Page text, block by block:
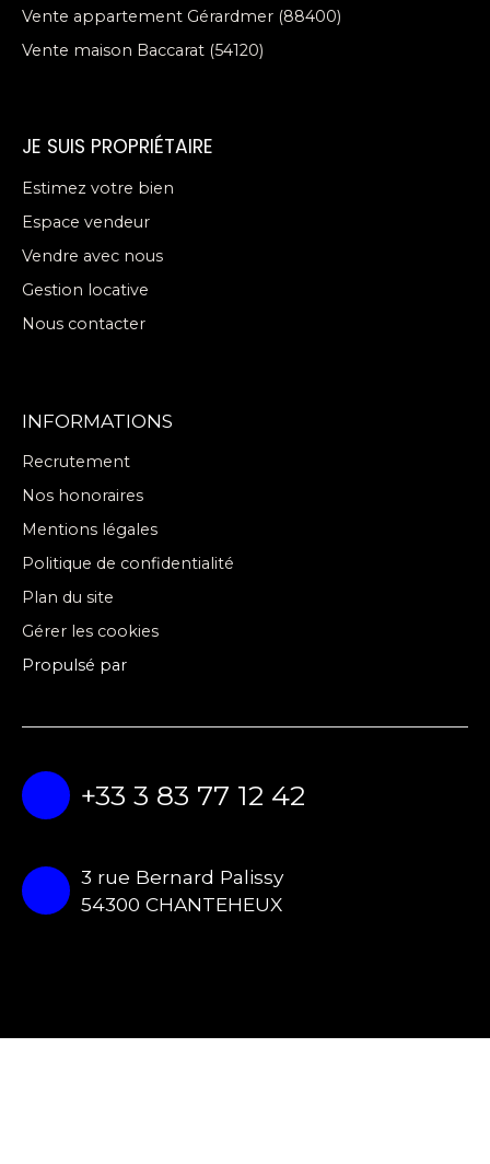
Vente appartement Gérardmer (88400)
Vente maison Baccarat (54120)
JE SUIS PROPRIÉTAIRE
Estimez votre bien
Espace vendeur
Vendre avec nous
Gestion locative
Nous contacter
INFORMATIONS
Recrutement
Nos honoraires
Mentions légales
Politique de confidentialité
Plan du site
Gérer les cookies
Propulsé par
+33 3 83 77 12 42
3 rue Bernard Palissy
54300 CHANTEHEUX